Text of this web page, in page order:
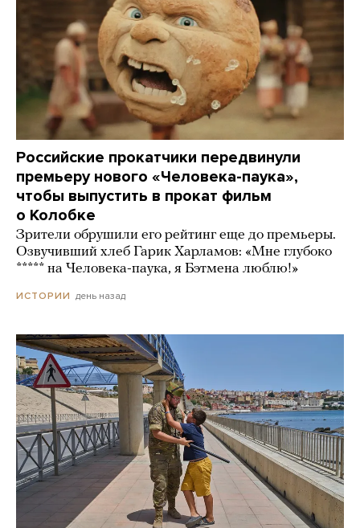
Российские прокатчики передвинули
премьеру нового «Человека-паука»,
чтобы выпустить в прокат фильм
о Колобке
Зрители обрушили его рейтинг еще до премьеры.
Озвучивший хлеб Гарик Харламов: «Мне глубоко
***** на Человека-паука, я Бэтмена люблю!»
ИСТОРИИ день назад